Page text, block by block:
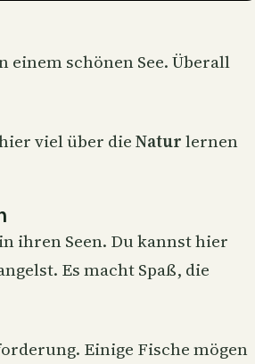
einem schönen See. Überall
viel über dieNaturlernen
ihren Seen. Du kannst hier
Es macht Spaß, die
Einige Fische mögen